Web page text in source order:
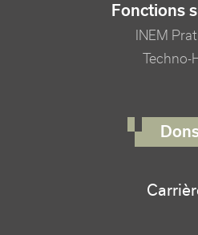
Fonctions
INEM
Techno-